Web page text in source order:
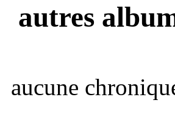
autres
aucune